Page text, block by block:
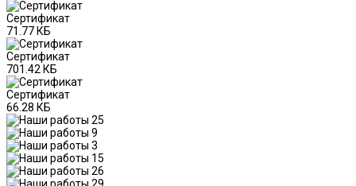
Сертификат
71.77 КБ
Сертификат
701.42 КБ
Сертификат
66.28 КБ